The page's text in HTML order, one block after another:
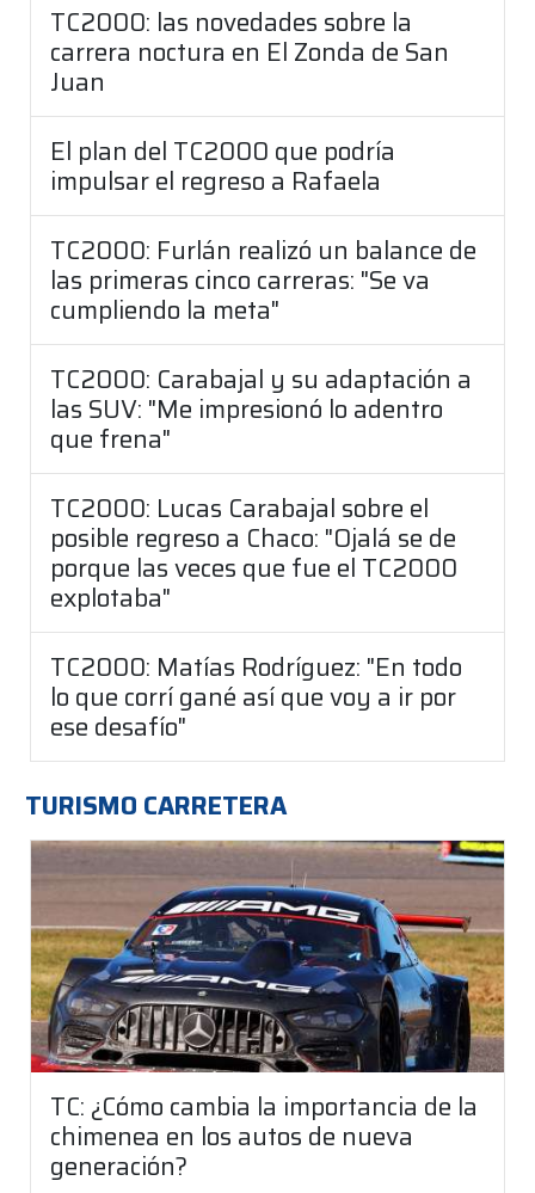
TC2000: las novedades sobre la
carrera noctura en El Zonda de San
Juan
El plan del TC2000 que podría
impulsar el regreso a Rafaela
TC2000: Furlán realizó un balance de
las primeras cinco carreras: "Se va
cumpliendo la meta"
TC2000: Carabajal y su adaptación a
las SUV: "Me impresionó lo adentro
que frena"
TC2000: Lucas Carabajal sobre el
posible regreso a Chaco: "Ojalá se de
porque las veces que fue el TC2000
explotaba"
TC2000: Matías Rodríguez: "En todo
lo que corrí gané así que voy a ir por
ese desafío"
TURISMO CARRETERA
TC: ¿Cómo cambia la importancia de la
chimenea en los autos de nueva
generación?